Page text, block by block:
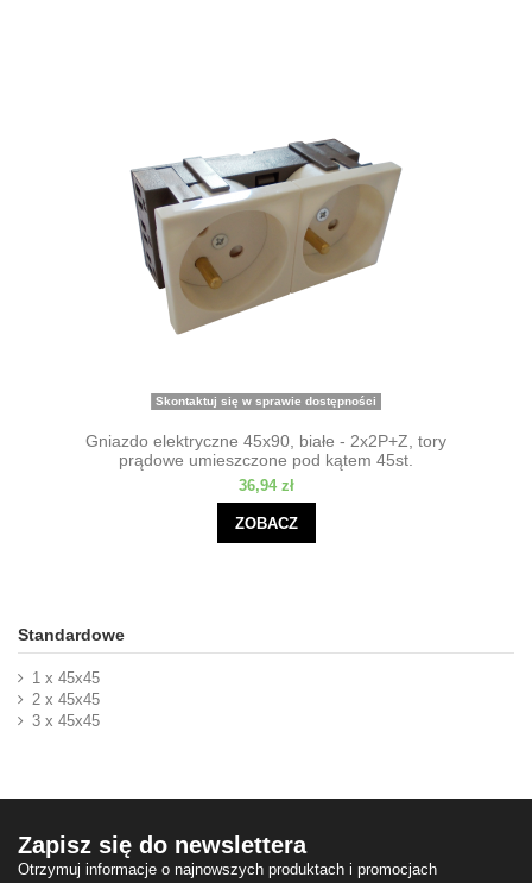
Skontaktuj się w sprawie dostępności
Gniazdo elektryczne 45x90, białe - 2x2P+Z, tory
prądowe umieszczone pod kątem 45st.
36,94 zł
ZOBACZ
Standardowe
1 x 45x45
2 x 45x45
3 x 45x45
Zapisz się do newslettera
Otrzymuj informacje o najnowszych produktach i promocjach